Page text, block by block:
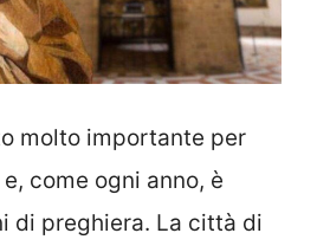
molto importante per
come ogni anno, è
di preghiera. La città di